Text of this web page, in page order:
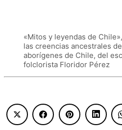
«Mitos y leyendas de
las creencias ancestrales
aborígenes de Chile, del
folclorista Floridor Pérez